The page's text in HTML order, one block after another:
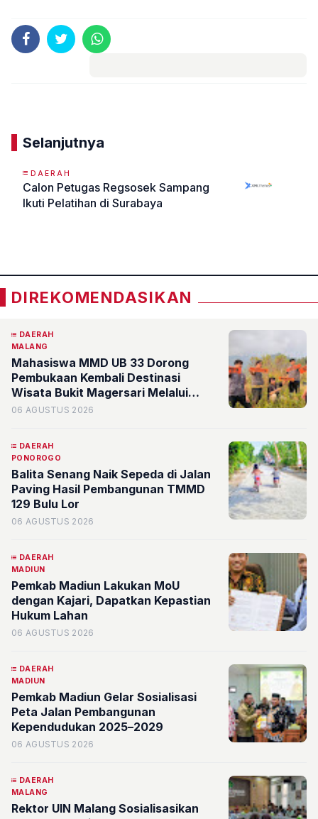
Selanjutnya
DAERAH
Calon Petugas Regsosek Sampang
Ikuti Pelatihan di Surabaya
DIREKOMENDASIKAN
DAERAH
MALANG
Mahasiswa MMD UB 33 Dorong
Pembukaan Kembali Destinasi
Wisata Bukit Magersari Melalui
Pemetaan Potensi
06 AGUSTUS 2026
DAERAH
PONOROGO
Balita Senang Naik Sepeda di Jalan
Paving Hasil Pembangunan TMMD
129 Bulu Lor
06 AGUSTUS 2026
DAERAH
MADIUN
Pemkab Madiun Lakukan MoU
dengan Kajari, Dapatkan Kepastian
Hukum Lahan
06 AGUSTUS 2026
DAERAH
MADIUN
Pemkab Madiun Gelar Sosialisasi
Peta Jalan Pembangunan
Kependudukan 2025–2029
06 AGUSTUS 2026
DAERAH
MALANG
Rektor UIN Malang Sosialisasikan